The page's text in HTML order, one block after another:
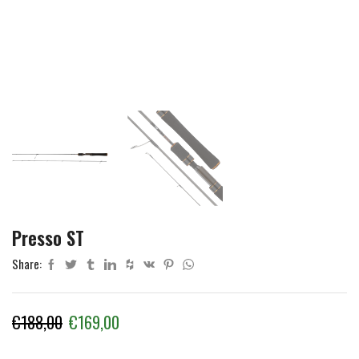
Presso ST
Share:
€188,00 Il
€169,00